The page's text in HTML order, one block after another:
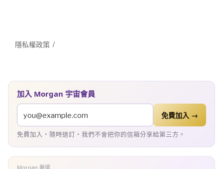
隱私權政策
加入 Morgan 宇宙會員
免費加入 →
免費加入・隨時退訂・我們不會把你的信箱分享給第三方。
Morgan 嚴選